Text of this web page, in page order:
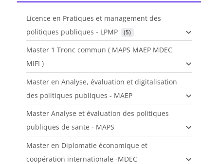
Licence en Pratiques et management des
politiques publiques - LPMP
(5)
Master 1 Tronc commun ( MAPS MAEP MDEC
MIFI )
Master en Analyse, évaluation et digitalisation
des politiques publiques - MAEP
Master Analyse et évaluation des politiques
publiques de sante - MAPS
Master en Diplomatie économique et
coopération internationale -MDEC